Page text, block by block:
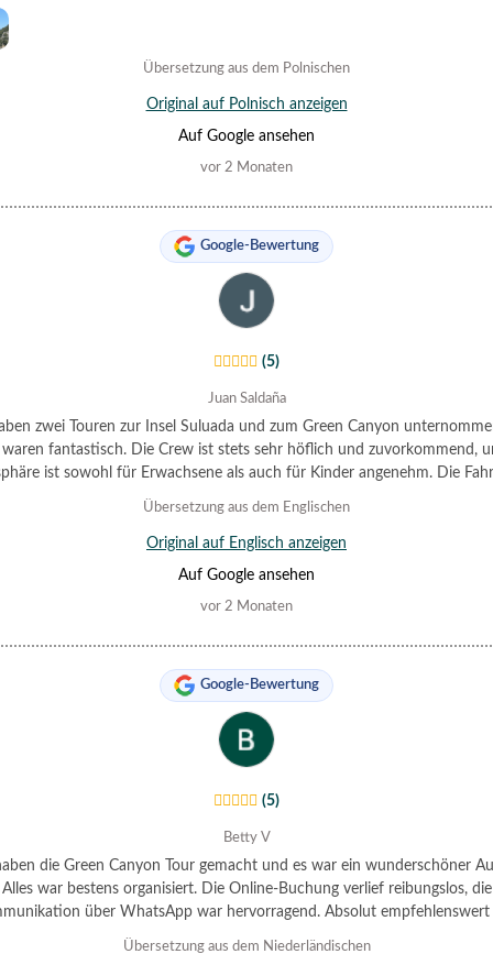
Übersetzung aus dem Polnischen
Original auf Polnisch anzeigen
Auf Google ansehen
vor 2 Monaten
Google-Bewertung
(5)
Juan Saldaña
zwei Touren zur Insel Suluada und zum Green Canyon
fantastisch. Die Crew ist stets sehr höflich und zuvorkommend,
ist sowohl für Erwachsene als auch für Kinder angenehm. Die
etwas anstrengend sein, aber die Fahrer sorgen immer dafür, dass
werden, damit sich alle die Beine vertreten, etwas essen oder die
benutzen können.
Übersetzung aus dem Englischen
Original auf Englisch anzeigen
Auf Google ansehen
vor 2 Monaten
Google-Bewertung
(5)
Betty V
die Green Canyon Tour gemacht und es war ein wunderschöner
Alles war bestens organisiert. Die Online-Buchung verlief reibungslos, die
über WhatsApp war hervorragend. Absolut
nicht teuer. Es ist sein Geld auf jeden Fall wert.
Übersetzung aus dem Niederländischen